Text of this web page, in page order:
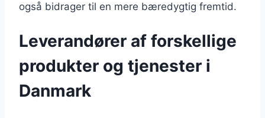
også bidrager til en mere bæredygtig fremtid.
Leverandører af forskellige
produkter og tjenester i
Danmark